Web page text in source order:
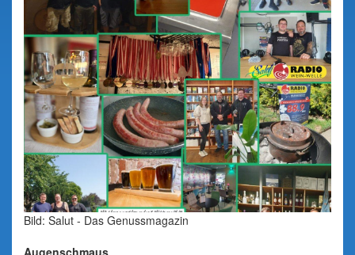
Bild: Salut - Das Genussmagazin